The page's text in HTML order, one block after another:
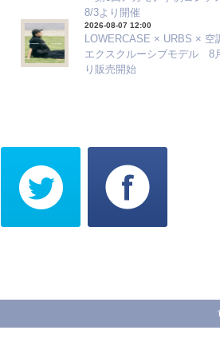
8/3より開催
2026-08-07 12:00
LOWERCASE × URBS × 空
エクスクルーシブモデル 8
り販売開始